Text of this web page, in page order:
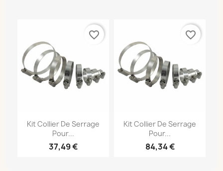
Kit Collier De Serrage
Pour...
37,49 €
favorite_border
Kit Collier De Serrage
Pour...
84,34 €
favorite_border